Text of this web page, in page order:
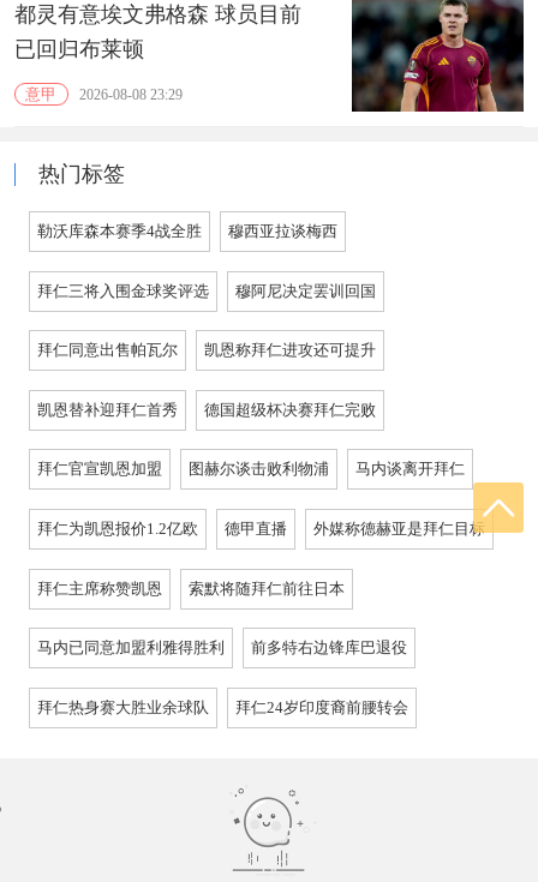
都灵有意埃文弗格森 球员目前
已回归布莱顿
意甲 2026-08-08 23:29
热门标签
勒沃库森本赛季4战全胜 穆西亚拉谈梅西
拜仁三将入围金球奖评选 穆阿尼决定罢训回国
拜仁同意出售帕瓦尔 凯恩称拜仁进攻还可提升
凯恩替补迎拜仁首秀 德国超级杯决赛拜仁完败
拜仁官宣凯恩加盟 图赫尔谈击败利物浦 马内谈离开拜仁
拜仁为凯恩报价1.2亿欧 德甲直播 外媒称德赫亚是拜仁目标
拜仁主席称赞凯恩 索默将随拜仁前往日本
马内已同意加盟利雅得胜利 前多特右边锋库巴退役
拜仁热身赛大胜业余球队 拜仁24岁印度裔前腰转会